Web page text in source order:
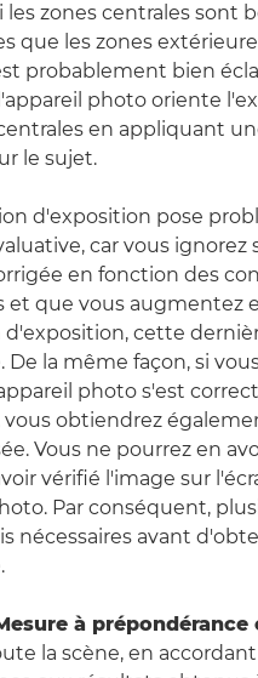
les zones centrales sont
que les zones
probablement bien
photo oriente
en appliquant
le sujet.
d'exposition pose
car vous ignorez
en fonction des
et que vous augmentez
cette
De la même façon, si
photo s'est
obtiendrez
Vous ne pourrez en
vérifié l'image sur
Par conséquent,
nécessaires avant
à prépondérance
la scène, en